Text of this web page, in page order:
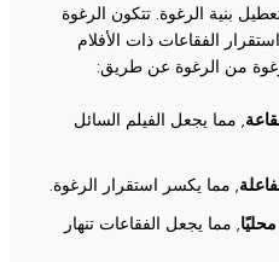
بنية الرغوة. تتكون الرغوة
الفقاعات ذات الأفلام
من الرغوة عن طريق:
, مما يجعل الفيلم السائل
, مما يكسر استقرار الرغوة.
, مما يجعل الفقاعات تنهار